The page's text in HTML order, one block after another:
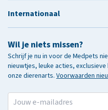
Wil je niets missen?
Schrijf je nu in voor de Medpets
nieuwtjes, leuke acties,
onze dierenarts. Voorwaarden
Internationaal